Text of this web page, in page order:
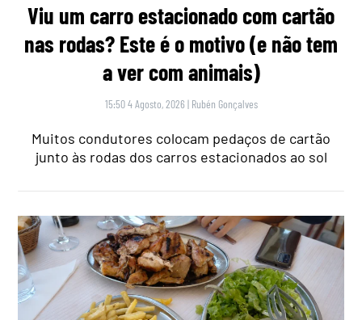
Viu um carro estacionado com cartão
nas rodas? Este é o motivo (e não tem
a ver com animais)
15:50 4 Agosto, 2026 | Rubén Gonçalves
Muitos condutores colocam pedaços de cartão
junto às rodas dos carros estacionados ao sol